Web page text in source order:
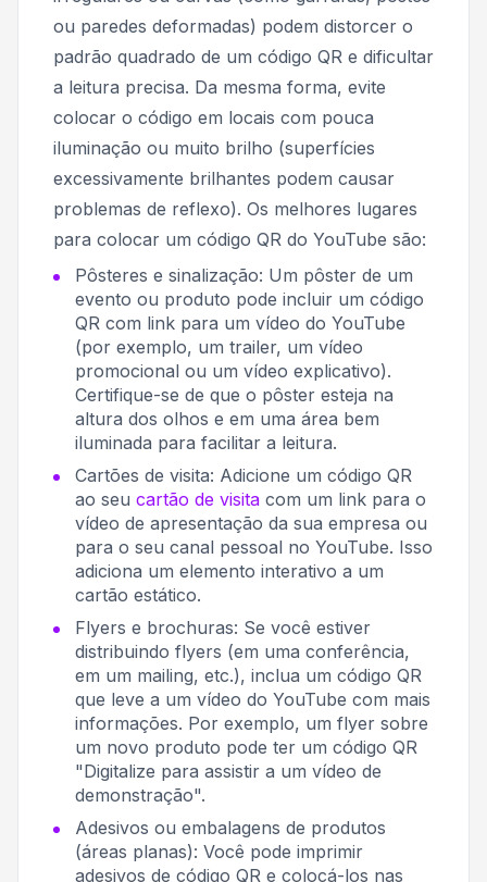
ou paredes deformadas) podem distorcer o
padrão quadrado de um código QR e dificultar
a leitura precisa. Da mesma forma, evite
colocar o código em locais com pouca
iluminação ou muito brilho (superfícies
excessivamente brilhantes podem causar
problemas de reflexo). Os melhores lugares
para colocar um código QR do YouTube são:
Pôsteres e sinalização: Um pôster de um
evento ou produto pode incluir um código
QR com link para um vídeo do YouTube
(por exemplo, um trailer, um vídeo
promocional ou um vídeo explicativo).
Certifique-se de que o pôster esteja na
altura dos olhos e em uma área bem
iluminada para facilitar a leitura.
Cartões de visita: Adicione um código QR
ao seu cartão de visita com um link para o
vídeo de apresentação da sua empresa ou
para o seu canal pessoal no YouTube. Isso
adiciona um elemento interativo a um
cartão estático.
Flyers e brochuras: Se você estiver
distribuindo flyers (em uma conferência,
em um mailing, etc.), inclua um código QR
que leve a um vídeo do YouTube com mais
informações. Por exemplo, um flyer sobre
um novo produto pode ter um código QR
"Digitalize para assistir a um vídeo de
demonstração".
Adesivos ou embalagens de produtos
(áreas planas): Você pode imprimir
adesivos de código QR e colocá-los nas